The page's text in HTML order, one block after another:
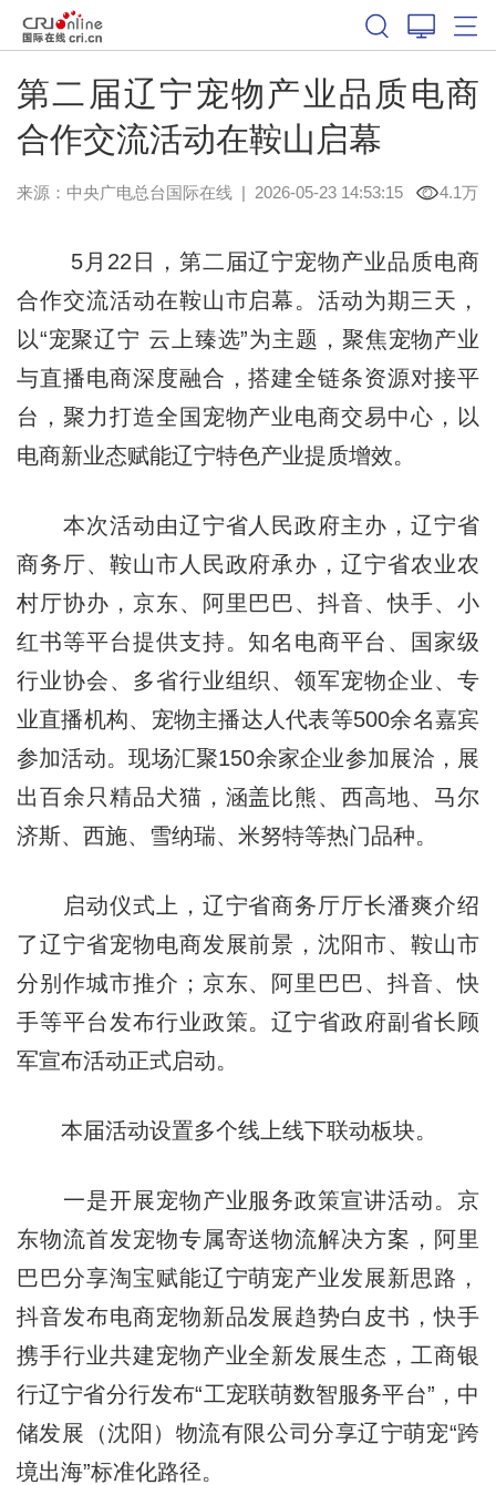
第二届辽宁宠物产业品质电商
合作交流活动在鞍山启幕
来源：中央广电总台国际在线| 2026-05-23 14:53:15 4.1万
5月22日，第二届辽宁宠物产业品质电商
合作交流活动在鞍山市启幕。活动为期三天，
以“宠聚辽宁 云上臻选”为主题，聚焦宠物产业
与直播电商深度融合，搭建全链条资源对接平
台，聚力打造全国宠物产业电商交易中心，以
电商新业态赋能辽宁特色产业提质增效。
本次活动由辽宁省人民政府主办，辽宁省
商务厅、鞍山市人民政府承办，辽宁省农业农
村厅协办，京东、阿里巴巴、抖音、快手、小
红书等平台提供支持。知名电商平台、国家级
行业协会、多省行业组织、领军宠物企业、专
业直播机构、宠物主播达人代表等500余名嘉宾
参加活动。现场汇聚150余家企业参加展洽，展
出百余只精品犬猫，涵盖比熊、西高地、马尔
济斯、西施、雪纳瑞、米努特等热门品种。
启动仪式上，辽宁省商务厅厅长潘爽介绍
了辽宁省宠物电商发展前景，沈阳市、鞍山市
分别作城市推介；京东、阿里巴巴、抖音、快
手等平台发布行业政策。辽宁省政府副省长顾
军宣布活动正式启动。
本届活动设置多个线上线下联动板块。
一是开展宠物产业服务政策宣讲活动。京
东物流首发宠物专属寄送物流解决方案，阿里
巴巴分享淘宝赋能辽宁萌宠产业发展新思路，
抖音发布电商宠物新品发展趋势白皮书，快手
携手行业共建宠物产业全新发展生态，工商银
行辽宁省分行发布“工宠联萌数智服务平台”，中
储发展（沈阳）物流有限公司分享辽宁萌宠“跨
境出海”标准化路径。